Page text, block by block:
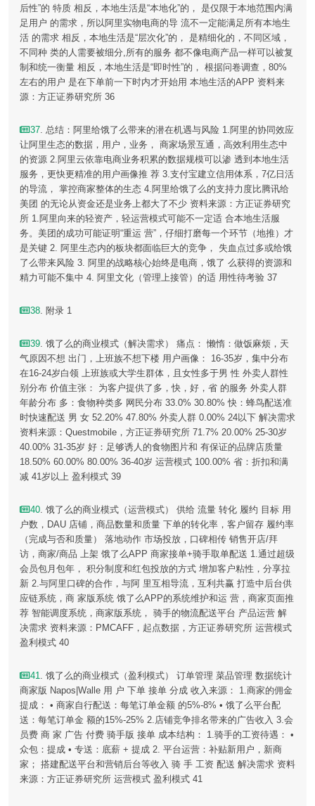
后性”的 特质 相反，本地生活是“本地化”的， 是仅限于本地范围内满
足用户 的需求，所以阿里实物电商的导 流不一定能满足所有本地生
活 的需求 相反，本地生活是“层次化”的， 是精细化的，不同区域，
不同种 类的人需要被细分,所有的服务 都不像电商产品一样可以被复
制和统一衡量 相反，本地生活是“即时性”的， 根据问卷调查，80%
左右的用户 是在下单前一下时内才开始用 本地生活的APP 资料来
源：方正证券研究所 36
37. 总结：阿里给饿了么带来的潜在机遇与风险 1.阿里的协同效应
让阿里生态的数据，用户，业务， 商家场景互通，高效利用生态中
的资源 2.阿里云依靠电商业务积累的数据规模可以渗 透到本地生活
服务，更快更精准的用户画像推 荐 3.支付宝建立信用体系，7亿日活
的导流， 掌控商家整体的生态 4.阿里给饿了么的支持力度比腾讯给
美团 的无论从资金还是业务上都大了不少 资料来源：方正证券研究
所 1.阿里向来的轻资产，轻运营模式可能不一定适 合本地生活服
务。美团的成功可能证明“重运 营”，仔细打磨每一个环节（地推）才
是关键 2. 阿里生态内的板块都面临巨大的竞争， 失血点过多或给饿
了么带来风险 3. 阿里的战略核心始终是电商，饿了 么获得的资源和
精力可能不集中 4. 阿里文化（管理上接管）的适 用性待考验 37
38. 附录 1
39. 饿了么的商业模式（解决需求） 痛点： 懒惰：做饭麻烦，天
气原因不想 出门，上班族不想下楼 用户画像： 16-35岁，集中分布
在16-24岁白领 上班族或大学生群体，且女性多于男 性 外卖人群性
别分布 价值主张： 为客户提供了多，快，好，省 的服务 外卖人群
年龄分布 多：食物种类多 网民分布 33.0% 30.80% 快：蜂鸟配送准
时快速配送 男 女 52.20% 47.80% 外卖人群 0.00% 24以下 解决需求
资料来源：Questmobile，方正证券研究所 71.7% 20.00% 25-30岁
40.00% 31-35岁 好：足够诱人的食物图片和 有保证的品牌店质量
18.50% 60.00% 80.00% 36-40岁 运营模式 100.00% 省：折扣和满
减 41岁以上 盈利模式 39
40. 饿了么的商业模式（运营模式） 供给 流量 转化 履约 目标 用
户数，DAU 店铺，商品数量和质量 下单的转化率，客户留存 履约率
（完成与否和质量） 落地动作 市场投放，口碑相传 销售开店/拜
访，商家/商品 上架 饿了么APP 商家接单+骑手取单配送 1.通过超级
会员包月包年， 积分制度和红包投放的方式 增加客户粘性，分享拉
新 2.与阿里口碑的合作，与阿 里互相导流，互利共赢 打造中后台供
应链系统，商 家版系统 饿了么APP的系统维护和运 营，商家页面推
荐 智能调度系统，商家版系统， 骑手的物流配送平台 产品运营 解
决需求 资料来源：PMCAFF，起点数据，方正证券研究所 运营模式
盈利模式 40
41. 饿了么的商业模式（盈利模式） 订单管理 菜品管理 数据统计
商家版 Napos|Walle 用 户 下单 接单 分成 收入来源： 1.商家的佣金
提成： • 商家自行配送：每笔订单金额 的5%-8% • 饿了么平台配
送：每笔订单金 额的15%-25% 2.店铺竞争排名带来的广告收入 3.会
员费 商 家 广告 付费 骑手版 接单 成本结构： 1.骑手的工资待遇： •
众包：提成 • 专送：底薪 + 提成 2. 平台运营：补贴新用户，新商
家； 搭建配送平台和营销后台等收入 骑 手 工资 配送 解决需求 资料
来源：方正证券研究所 运营模式 盈利模式 41